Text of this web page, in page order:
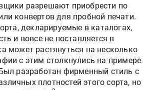
разрешают приобрести по
конвертов для пробной печати.
декларируемые в каталогах,
и вовсе не поставляется в
может растянуться на несколько
с этим столкнулись на примере
разработан фирменный стиль с
плотностей этого сорта, но